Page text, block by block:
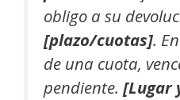
obligo a su
[plazo/cuotas].
de una cuota,
pendiente. [Lugar